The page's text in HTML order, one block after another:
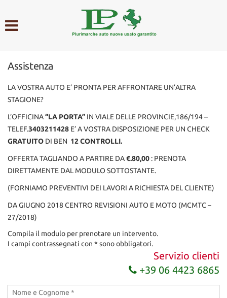
ACQUISTIAMO USATO
ASSISTENZA
CONTATTI
Assistenza
LA VOSTRA AUTO E’ PRONTA PER AFFRONTARE UN’ALTRA
STAGIONE?
L’OFFICINA“LA PORTA” IN VIALE DELLE PROVINCIE,186/194 –
TELEF.3403211428 E’ A VOSTRA DISPOSIZIONE PER UN CHECK
GRATUITO DI BEN 12 CONTROLLI.
OFFERTA TAGLIANDO A PARTIRE DA€.80,00 : PRENOTA
DIRETTAMENTE DAL MODULO SOTTOSTANTE.
(FORNIAMO PREVENTIVI DEI LAVORI A RICHIESTA DEL CLIENTE)
DA GIUGNO 2018 CENTRO REVISIONI AUTO E MOTO (MCMTC –
27/2018)
Compila il modulo per prenotare un intervento.
I campi contrassegnati con * sono obbligatori.
Servizio clienti
+39 06 4423 6865